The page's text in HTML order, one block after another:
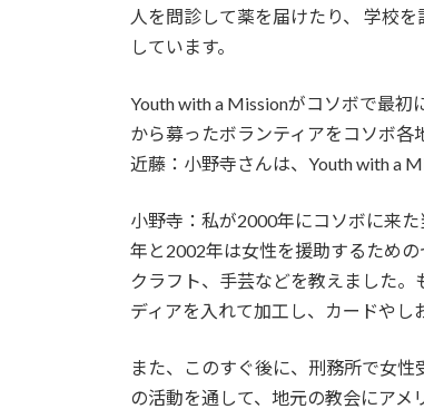
人を問診して薬を届けたり、 学校
しています。
Youth with a Missionがコソボで最
から募ったボランティアをコソボ各
近藤：小野寺さんは、Youth with a
小野寺：私が2000年にコソボに来
年と2002年は女性を援助するため
クラフト、手芸などを教えました
ディアを入れて加工し、カードやし
また、このすぐ後に、刑務所で女
の活動を通して、地元の教会にア